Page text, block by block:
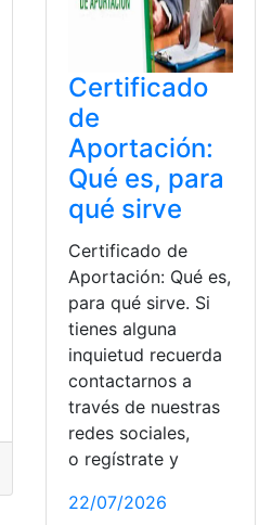
Certificado de Defunción
Certificado
de
Aportación:
Qué es, para
qué sirve
Certificado de
Aportación: Qué es,
para qué sirve. Si
tienes alguna
inquietud recuerda
contactarnos a
través de nuestras
redes sociales,
o regístrate y
22/07/2026